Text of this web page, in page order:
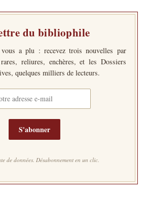
du bibliophile
a plu : recevez trois nouvelles par
reliures, enchères, et les Dossiers
quelques milliers de lecteurs.
S'abonner
de données. Désabonnement en un clic.